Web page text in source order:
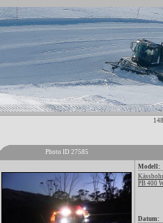
Photo ID 27585
Modell:
PB 400
Datum: